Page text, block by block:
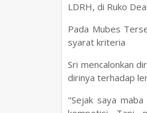
LDRH, di Ruko
Pada Mubes
syarat kriteria
Sri mencalonkan
dirinya terhadap
"Sejak saya